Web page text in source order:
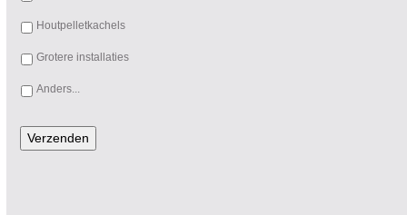
Houtpelletkachels
Grotere installaties
Anders...
Verzenden